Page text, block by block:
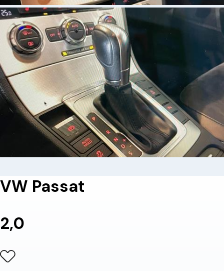
VW Passat
2,0